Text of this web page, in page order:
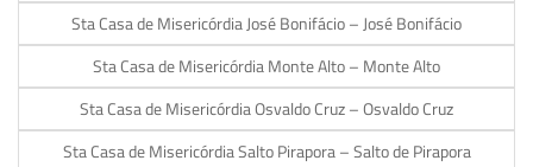
Sta Casa de Misericórdia José Bonifácio – José Bonifácio
Sta Casa de Misericórdia Monte Alto – Monte Alto
Sta Casa de Misericórdia Osvaldo Cruz – Osvaldo Cruz
Sta Casa de Misericórdia Salto Pirapora – Salto de Pirapora